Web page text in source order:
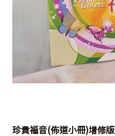
珍貴福音(佈道小冊)增修版